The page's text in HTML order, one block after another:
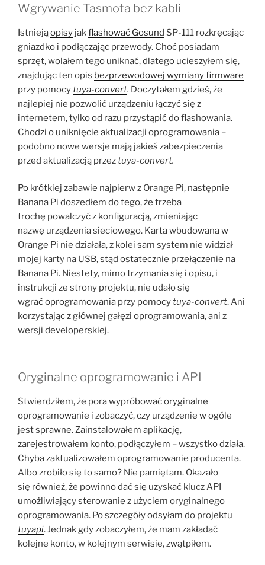
Wgrywanie Tasmota bez kabli
Istniejąopisy jakflashować Gosund SP-111 rozkręcając
gniazdko i podłączając przewody. Choć posiadam
sprzęt, wolałem tego uniknać, dlatego ucieszyłem się,
znajdując ten opis bezprzewodowej wymiany firmware
przy pomocytuya-convert. Doczytałem gdzieś, że
najlepiej nie pozwolić urządzeniu łączyć się z
internetem, tylko od razu przystąpić do flashowania.
Chodzi o uniknięcie aktualizacji oprogramowania –
podobno nowe wersje mają jakieś zabezpieczenia
przed aktualizacją przeztuya-convert.
Po krótkiej zabawie najpierw z Orange Pi, następnie
Banana Pi doszedłem do tego, że trzeba
trochę powalczyć z konfiguracją, zmieniając
nazwę urządzenia sieciowego. Karta wbudowana w
Orange Pi nie działała, z kolei sam system nie widział
mojej karty na USB, stąd ostatecznie przełączenie na
Banana Pi. Niestety, mimo trzymania się i opisu, i
instrukcji ze strony projektu, nie udało się
wgrać oprogramowania przy pomocytuya-convert. Ani
korzystając z głównej gałęzi oprogramowania, ani z
wersji developerskiej.
Oryginalne oprogramowanie i API
Stwierdziłem, że pora wypróbować oryginalne
oprogramowanie i zobaczyć, czy urządzenie w ogóle
jest sprawne. Zainstalowałem aplikację,
zarejestrowałem konto, podłączyłem – wszystko działa.
Chyba zaktualizowałem oprogramowanie producenta.
Albo zrobiło się to samo? Nie pamiętam. Okazało
się również, że powinno dać się uzyskać klucz API
umożliwiający sterowanie z użyciem oryginalnego
oprogramowania. Po szczegóły odsyłam do projektu
tuyapi. Jednak gdy zobaczyłem, że mam zakładać
kolejne konto, w kolejnym serwisie, zwątpiłem.